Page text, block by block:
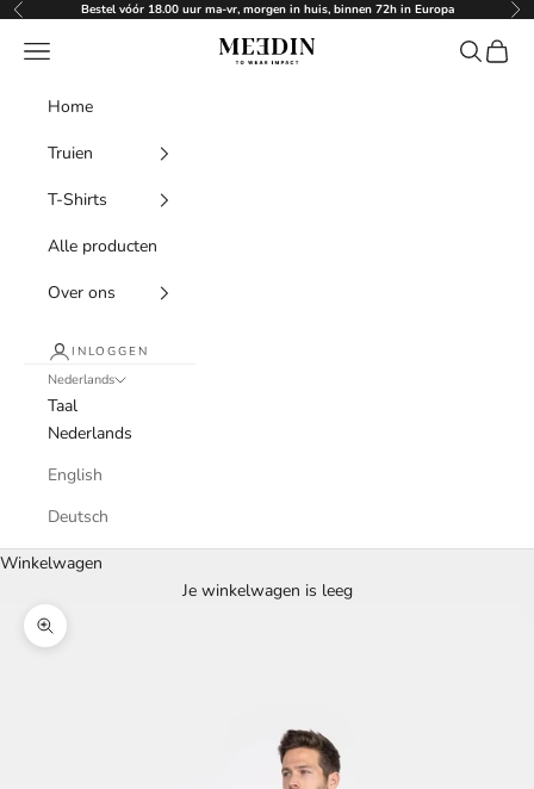
Naar inhoud
Vorige Bestel vóór 18.00 uur ma-vr, morgen in huis, binnen 72h in Europa
Meedin
Menu Zoeken
Home
Truien
T-Shirts
Alle producten
Over ons
INLOGGEN
Nederlands
Taal
Nederlands
English
Deutsch
Winkelwagen
Je winkelwagen is leeg
In-/uitzoomen